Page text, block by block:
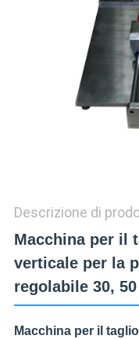
Descrizione di
Macchina per il
verticale per la
regolabile 30,
Macchina per il